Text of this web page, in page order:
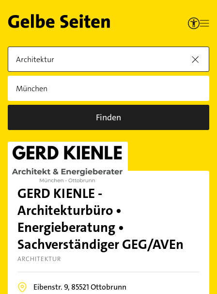
Finden
GERD KIENLE -
Architekturbüro •
Energieberatung •
Sachverständiger GEG/AVEn
ARCHITEKTUR
Eibenstr. 9, 85521Ottobrunn